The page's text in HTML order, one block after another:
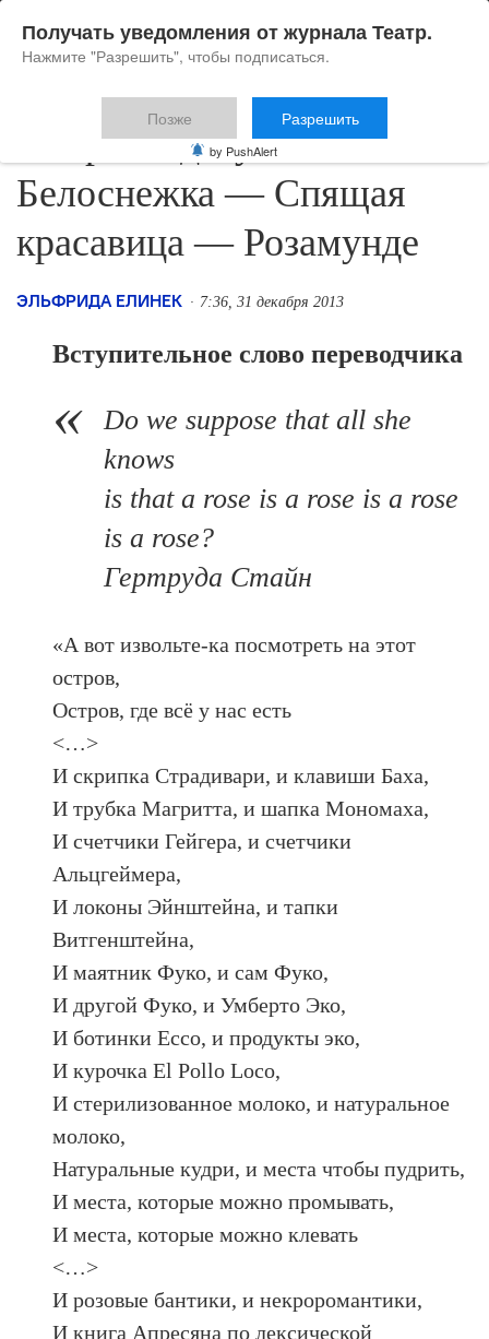
Смерть и девушка I — III.
Белоснежка — Спящая
красавица — Розамунде
ЭЛЬФРИДА ЕЛИНЕК 7:36, 31 декабря 2013
Вступительное слово переводчика
Do we suppose that all she
knows
is that a rose is a rose is a rose
is a rose?
Гертруда Стайн
«А вот извольте-ка посмотреть на этот
остров,
Остров, где всё у нас есть
<…>
И скрипка Страдивари, и клавиши Баха,
И трубка Магритта, и шапка Мономаха,
И счетчики Гейгера, и счетчики
Альцгеймера,
И локоны Эйнштейна, и тапки
Витгенштейна,
И маятник Фуко, и сам Фуко,
И другой Фуко, и Умберто Эко,
И ботинки Ecco, и продукты эко,
И курочка El Pollo Loco,
И стерилизованное молоко, и натуральное
молоко,
Натуральные кудри, и места чтобы пудрить,
И места, которые можно промывать,
И места, которые можно клевать
<…>
И розовые бантики, и некроромантики,
И книга Апресяна по лексической
Получать уведомления от журнала Театр.
Нажмите "Разрешить", чтобы подписаться.
Позже Разрешить
by PushAlert